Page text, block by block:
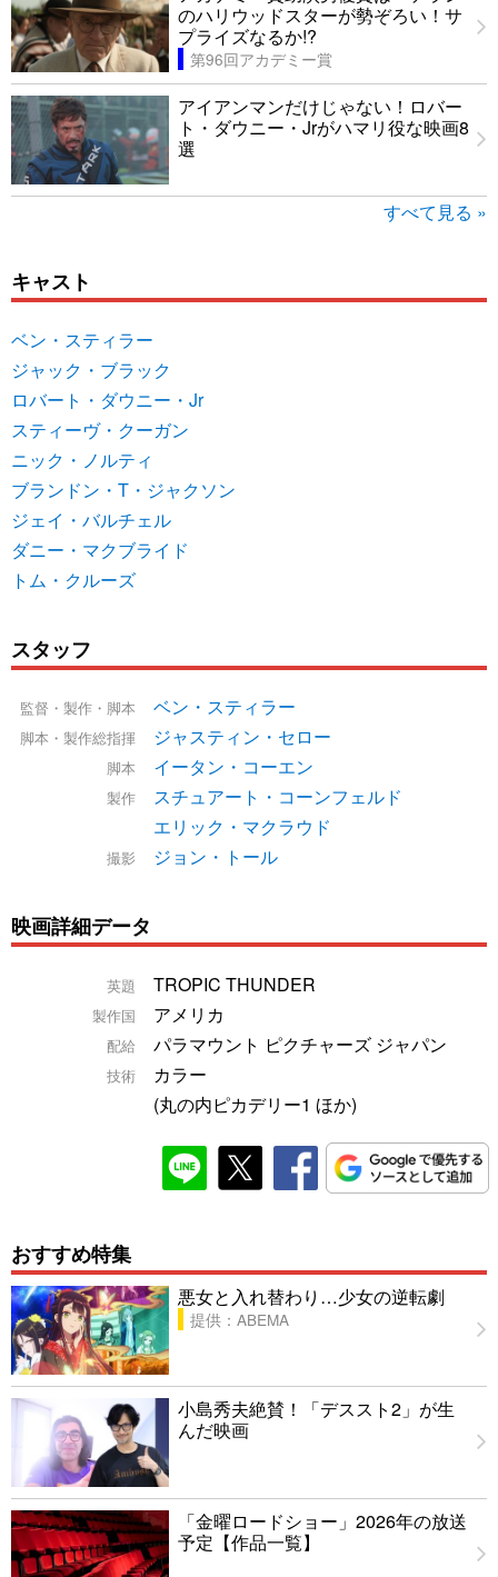
のハリウッドスターが勢ぞろい！サ
プライズなるか!?
第96回アカデミー賞
アイアンマンだけじゃない！ロバー
ト・ダウニー・Jrがハマリ役な映画8
選
すべて見る »
キャスト
ベン・スティラー
ジャック・ブラック
ロバート・ダウニー・Jr
スティーヴ・クーガン
ニック・ノルティ
ブランドン・T・ジャクソン
ジェイ・バルチェル
ダニー・マクブライド
トム・クルーズ
スタッフ
監督・製作・脚本 ベン・スティラー
脚本・製作総指揮 ジャスティン・セロー
脚本 イータン・コーエン
製作
スチュアート・コーンフェルド
エリック・マクラウド
撮影 ジョン・トール
映画詳細データ
英題 TROPIC THUNDER
製作国 アメリカ
配給 パラマウント ピクチャーズ ジャパン
技術
カラー
(丸の内ピカデリー1 ほか)
おすすめ特集
悪女と入れ替わり…少女の逆転劇
提供：ABEMA
小島秀夫絶賛！「デススト2」が生
んだ映画
「金曜ロードショー」2026年の放送
予定【作品一覧】